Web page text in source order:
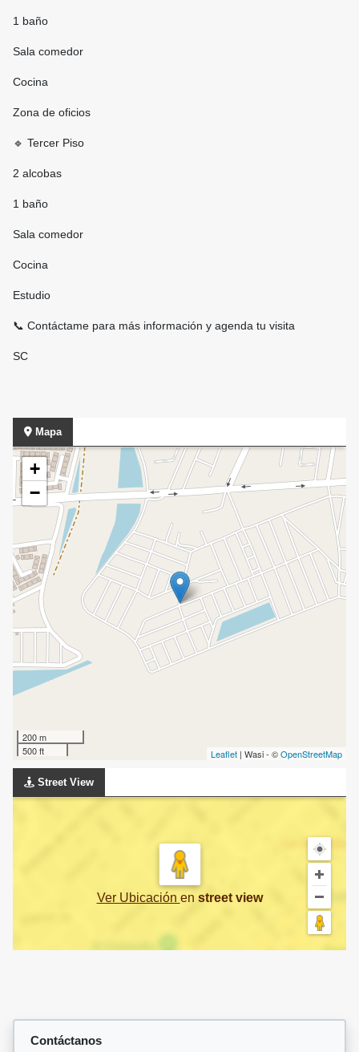
1 baño
Sala comedor
Cocina
Zona de oficios
🔹 Tercer Piso
2 alcobas
1 baño
Sala comedor
Cocina
Estudio
📞 Contáctame para más información y agenda tu visita
SC
Mapa
+
−
200 m
500 ft
Leaflet | Wasi - ©OpenStreetMap
Street View
Ver Ubicación en street view
Contáctanos